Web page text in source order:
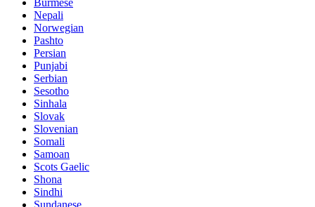
Nepali
Norwegian
Pashto
Persian
Punjabi
Serbian
Sesotho
Sinhala
Slovak
Slovenian
Somali
Samoan
Scots Gaelic
Shona
Sindhi
Sundanese